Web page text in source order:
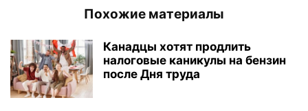
Похожие материалы
Канадцы хотят продлить
налоговые каникулы на бензин
после Дня труда